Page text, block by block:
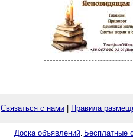
Связаться с нами Правила
Доска объявлений. Бесплатные